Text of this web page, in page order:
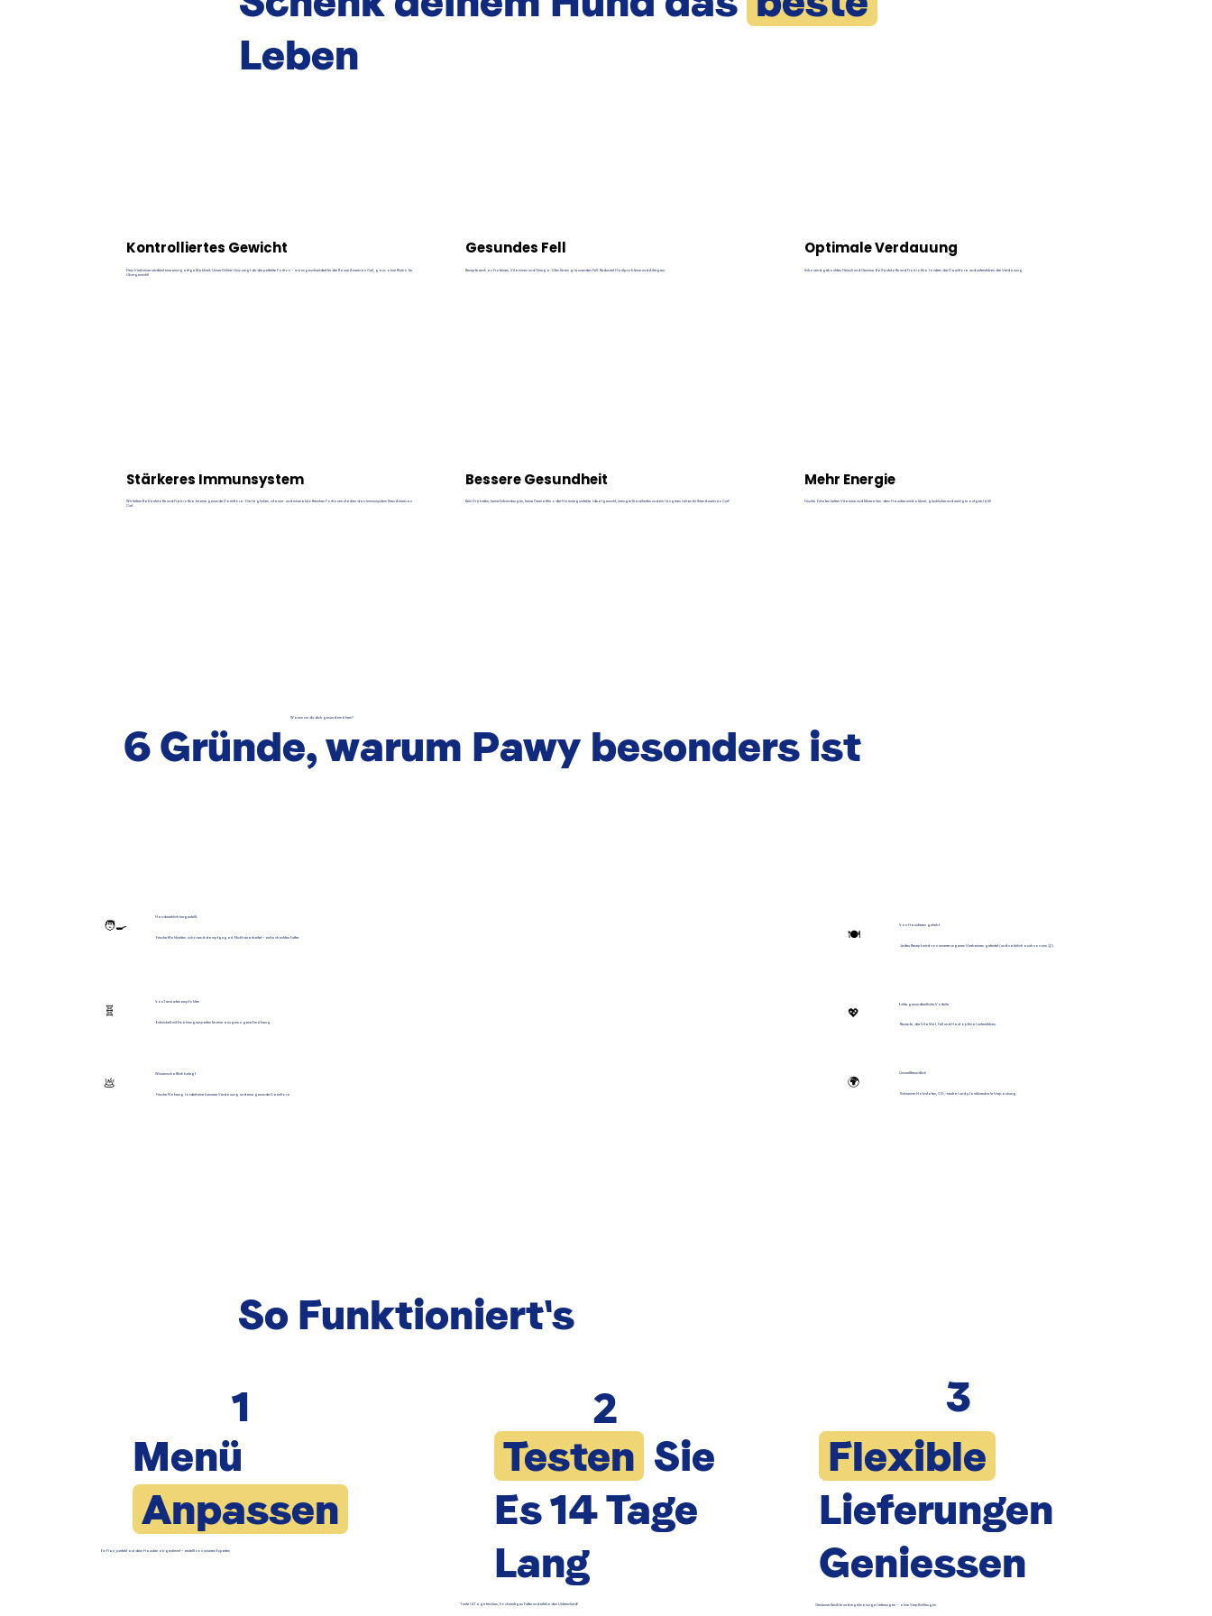
Leben
Kontrolliertes Gewicht
Dein Vierbeiner verdient eine einzigartige Mahlzeit. Unser Online-Quiz zeigt dir die perfekte Portion – massgeschneidert für die Rasse American Curl, ganz ohne Risiko für
Übergewicht!
Gesundes Fell
Rezepte reich an Proteinen, Vitaminen und Omega-Ölen für ein glänzendes Fell. Reduziert Hautprobleme und Allergien.
Optimale Verdauung
Schonend gekochtes Fleisch und Gemüse. Ballaststoffe und Probiotika fördern die Darmflora und unterstützen die Verdauung.
Stärkeres Immunsystem
Wir liefern Ballaststoffe und Präbiotika für eine gesunde Darmflora. Die täglichen, vitamin- und mineralstoffreichen Portionen stärken das Immunsystem Ihres American
Curl.
Bessere Gesundheit
Kein Diabetes, keine Entzündungen, keine Dermatitis oder Harnwegsinfekte. Idealgewicht, weniger Krankheiten und ein längeres Leben für Ihren American Curl!
Mehr Energie
Frische Zutaten liefern Vitamine und Mineralien. dein Haustier wird aktiver, glücklicher und weniger aufgebläht!
Warum nur du dich gesund ernähren?
6 Gründe, warum Pawy besonders ist
🧑‍🍳
Handwerklich hergestellt
Frische Mahlzeiten, schonend dampfgegart. Nicht verarbeitet – einfach echtes Futter.
🧬
Entwickelt mit Ernährungsexperten für eine ausgewogene Ernährung.
Von Tierärzten empfohlen
💩
Wissenschaftlich belegt
Frische Nahrung fördert eine bessere Verdauung und eine gesunde Darmflora.
💖
Echte gesundheitliche Vorteile
Rezepte, die Vitalität, Fell und Haut optimal unterstützen.
🌍
Umweltfreundlich
Schweizer Hofzutaten, CO₂-neutral und plastikneutrale Verpackung.
🍽️
Von Haustieren geliebt
Jedes Rezept wird von unseren eigenen Vierbeinern getestet (und natürlich auch von uns 😉).
So Funktioniert's
1
Menü
Anpassen
Ein Plan, perfekt auf dein Haustier abgestimmt – erstellt von unseren Experten
Testen Sie
Es 14 Tage
Lang
Teste 14 Tage frisches, hochwertiges Futter und erlebe den Unterschied!
2
Flexible
Lieferungen
Geniessen
Geniesse flexible und regelmässige Lieferungen – ohne Verpflichtungen.
3